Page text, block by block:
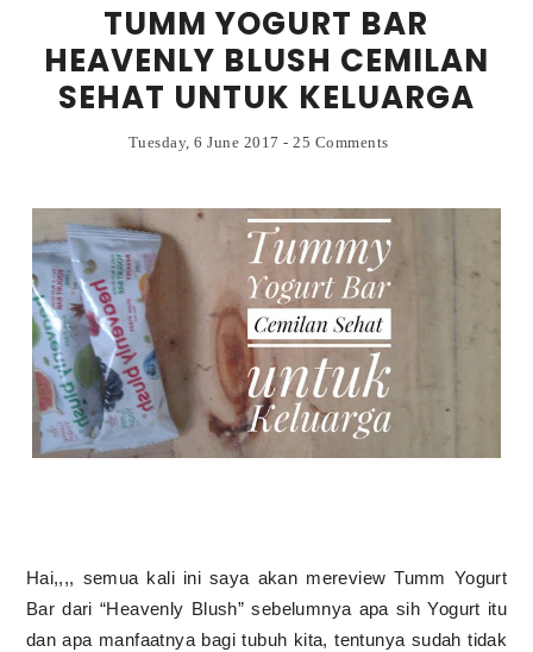
TUMM YOGURT BAR
HEAVENLY BLUSH CEMILAN
SEHAT UNTUK KELUARGA
Tuesday, 6 June 2017-25 Comments
Hai,,,, semua kali ini saya akan mereview Tumm Yogurt
Bar dari “Heavenly Blush” sebelumnya apa sih Yogurt itu
dan apa manfaatnya bagi tubuh kita, tentunya sudah tidak